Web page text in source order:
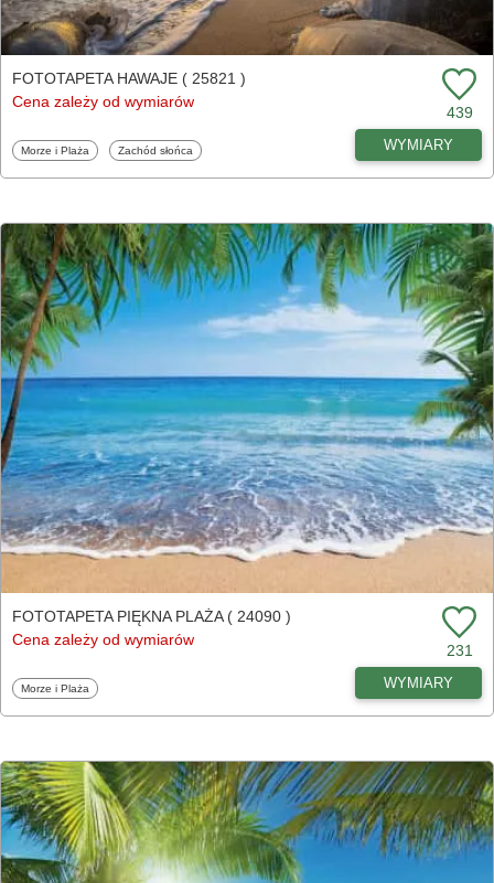
FOTOTAPETA HAWAJE ( 25821 )
Cena zależy od wymiarów
439
Fototapety
Morze i Plaża Fototapety
Zachód słońca WYMIARY
FOTOTAPETA PIĘKNA PLAŻA ( 24090 )
Cena zależy od wymiarów
231
Fototapety
Morze i Plaża WYMIARY